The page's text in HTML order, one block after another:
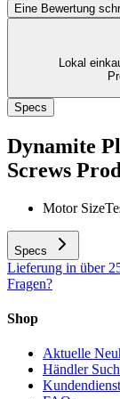
Eine Bewertung
Lokal
Specs
Dynamite
Screws
Motor Size
Specs
Lieferung in über
Fragen?
Shop
Aktuelle
Händler
Kundendienst